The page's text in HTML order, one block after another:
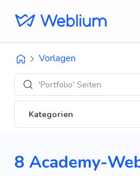
Vorlagen
'E-Co
Kategorien
8 Academy-